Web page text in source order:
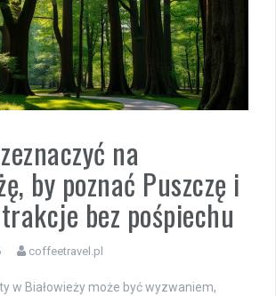
na
by poznać Puszczę i
bez pośpiechu
coffeetravel.pl
w Białowieży może być wyzwaniem,